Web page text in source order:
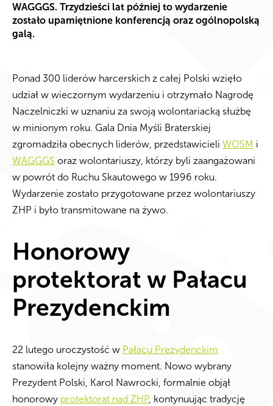
WAGGGS. Trzydzieści lat później to wydarzenie
zostało upamiętnione konferencją oraz ogólnopolską
galą.
Ponad 300 liderów harcerskich z całej Polski wzięło
udział w wieczornym wydarzeniu i otrzymało Nagrodę
Naczelniczki w uznaniu za swoją wolontariacką służbę
w minionym roku. Gala Dnia Myśli Braterskiej
zgromadziła obecnych liderów, przedstawicieli WOSM i
WAGGGS oraz wolontariuszy, którzy byli zaangażowani
w powrót do Ruchu Skautowego w 1996 roku.
Wydarzenie zostało przygotowane przez wolontariuszy
ZHP i było transmitowane na żywo.
Honorowy
protektorat w Pałacu
Prezydenckim
22 lutego uroczystość w Pałacu Prezydenckim
stanowiła kolejny ważny moment. Nowo wybrany
Prezydent Polski, Karol Nawrocki, formalnie objął
honorowy protektorat nad ZHP, kontynuując tradycję